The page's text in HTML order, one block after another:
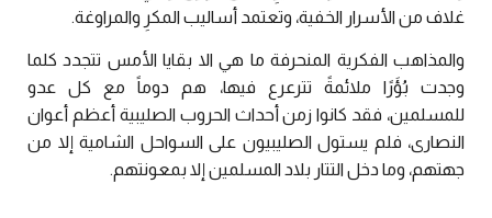
غلاف من الأسرار الخفية، وتعتمد أساليب المكرِ والمراوغة.
والمذاهب الفكرية المنحرفة ما هي الا بقايا الأمس تتجدد كلما
وجدت بُؤَرًا ملائمةً تترعرع فيها، هم دوماً مع كل عدو
للمسلمين، فقد كانوا زمن أحداث الحروب الصليبية أعظم أعوان
النصارى، فلم يستول الصليبيون على السواحل الشامية إلا من
جهتهم، وما دخل التتار بلاد المسلمين إلا بمعونتهم.